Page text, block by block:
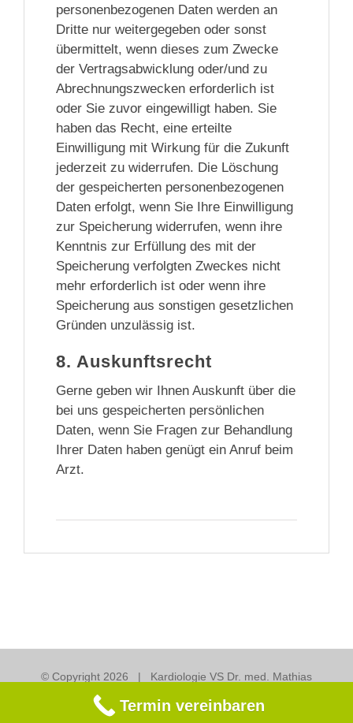
personenbezogenen Daten werden an
Dritte nur weitergegeben oder sonst
übermittelt, wenn dieses zum Zwecke
der Vertragsabwicklung oder/und zu
Abrechnungszwecken erforderlich ist
oder Sie zuvor eingewilligt haben. Sie
haben das Recht, eine erteilte
Einwilligung mit Wirkung für die Zukunft
jederzeit zu widerrufen. Die Löschung
der gespeicherten personenbezogenen
Daten erfolgt, wenn Sie Ihre Einwilligung
zur Speicherung widerrufen, wenn ihre
Kenntnis zur Erfüllung des mit der
Speicherung verfolgten Zweckes nicht
mehr erforderlich ist oder wenn ihre
Speicherung aus sonstigen gesetzlichen
Gründen unzulässig ist.
8. Auskunftsrecht
Gerne geben wir Ihnen Auskunft über die
bei uns gespeicherten persönlichen
Daten, wenn Sie Fragen zur Behandlung
Ihrer Daten haben genügt ein Anruf beim
Arzt.
© Copyright 2026 | Kardiologie VS Dr. med. Mathias
Brasch
Termin vereinbaren